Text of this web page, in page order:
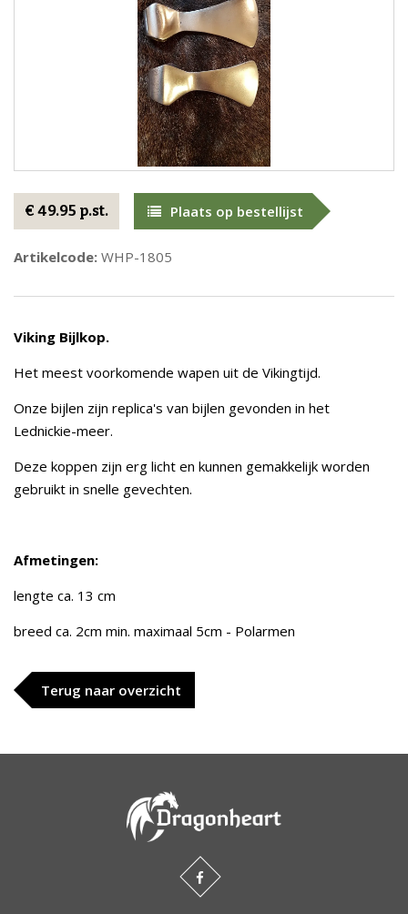
€ 49.95 p.st. Plaats op bestellijst
Artikelcode: WHP-1805
Viking Bijlkop.
Het meest voorkomende wapen uit de Vikingtijd.
Onze bijlen zijn replica's van bijlen gevonden in het
Lednickie-meer.
Deze koppen zijn erg licht en kunnen gemakkelijk worden
gebruikt in snelle gevechten.
Afmetingen:
lengte ca. 13 cm
breed ca. 2cm min. maximaal 5cm - Polarmen
Terug naar overzicht